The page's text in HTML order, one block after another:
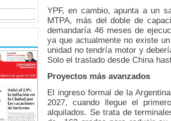
YPF, en cambio, apunta a un
MTPA, más del doble de
demandaría 46 meses de
ya que actualmente no existe
unidad no tendría motor y
Solo el traslado desde China
Proyectos más avanzados
El ingreso formal de la
2027, cuando llegue el
alquilados. Se trata de